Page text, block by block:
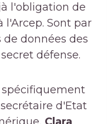
l'obligation de
Sont par
données des
défense.
spécifiquement
d'Etat